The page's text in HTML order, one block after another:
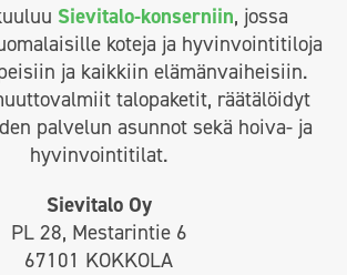
Sievitalo-konserniin, jossa
koteja ja hyvinvointitiloja
ja kaikkiin elämänvaiheisiin.
talopaketit, räätälöidyt
palvelun asunnot sekä hoiva- ja
hyvinvointitilat.
Sievitalo Oy
PL 28, Mestarintie 6
67101 KOKKOLA